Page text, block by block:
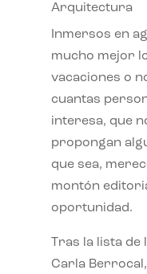
Arquitectura
Inmersos en
mucho mejor
vacaciones o
cuantas
interesa, que
propongan
que sea,
montón
oportunidad.
Tras la lista
Carla